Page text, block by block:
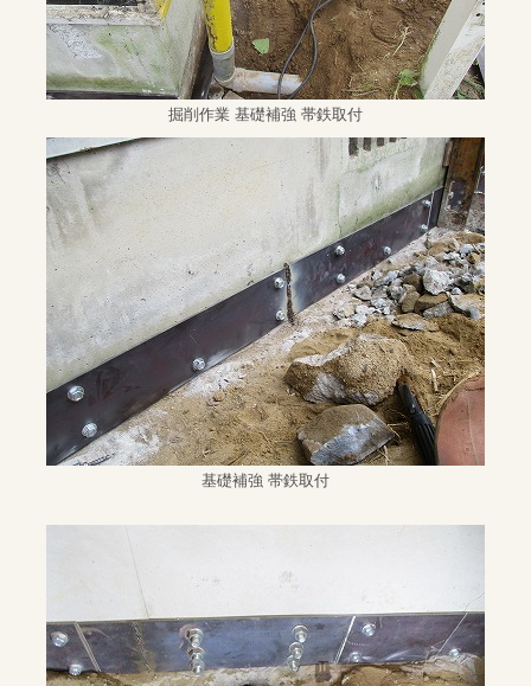
掘削作業 基礎補強 帯鉄取付
基礎補強 帯鉄取付